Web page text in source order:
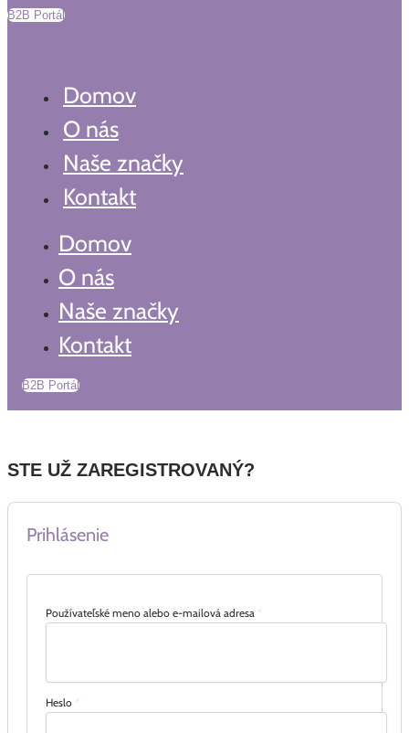
B2B Portál
Domov
O nás
Naše značky
Kontakt
Domov
O nás
Naše značky
Kontakt
B2B Portál
STE UŽ ZAREGISTROVANÝ?
Prihlásenie
Používateľské meno alebo e-mailová adresa *
Heslo *